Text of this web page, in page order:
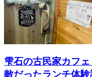
雫石の古民家カフ
敵だったランチ体験